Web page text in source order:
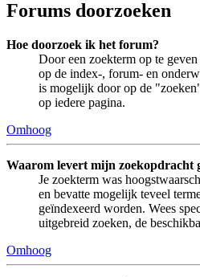
Forums doorzoeken
Hoe doorzoek ik het forum?
Door een zoekterm op te
op de index-, forum- en
is mogelijk door op de
op iedere pagina.
Omhoog
Waarom levert mijn zoekopdracht
Je zoekterm was
en bevatte mogelijk teveel
geïndexeerd worden. Wees
uitgebreid zoeken, de
Omhoog